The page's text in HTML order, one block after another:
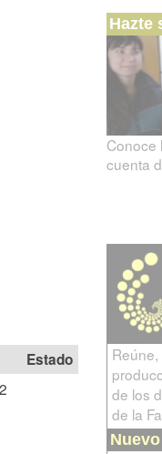
Estado
Hazte
Conoce
cuenta
de los
de la